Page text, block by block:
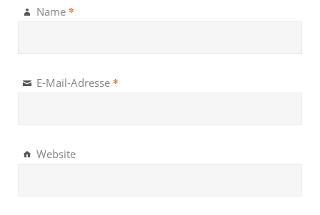
Name *
E-Mail-Adresse *
Website